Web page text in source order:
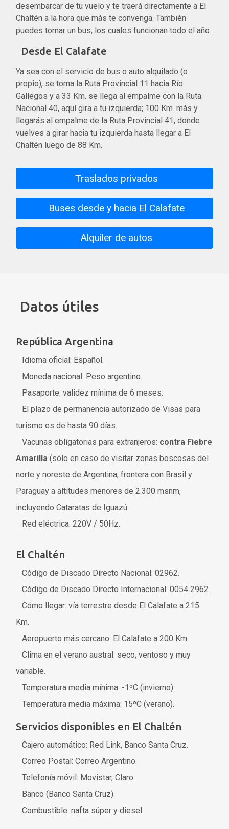
desembarcar de tu vuelo y te traerá directamente a El
Chaltén a la hora que más te convenga. También
puedes tomar un bus, los cuales funcionan todo el año.
Desde El Calafate
Ya sea con el servicio de bus o auto alquilado (o
propio), se toma la Ruta Provincial 11 hacia Río
Gallegos y a 33 Km. se llega al empalme con la Ruta
Nacional 40, aquí gira a tu izquierda; 100 Km. más y
llegarás al empalme de la Ruta Provincial 41, donde
vuelves a girar hacia tu izquierda hasta llegar a El
Chaltén luego de 88 Km.
Traslados privados
Buses desde y hacia El Calafate
Alquiler de autos
Datos útiles
República Argentina
Idioma oficial: Español.
Moneda nacional: Peso argentino.
Pasaporte: validez mínima de 6 meses.
El plazo de permanencia autorizado de Visas para
turismo es de hasta 90 días.
Vacunas obligatorias para extranjeros: contra Fiebre
Amarilla (sólo en caso de visitar zonas boscosas del
norte y noreste de Argentina, frontera con Brasil y
Paraguay a altitudes menores de 2.300 msnm,
incluyendo Cataratas de Iguazú.
Red eléctrica: 220V / 50Hz.
El Chaltén
Código de Discado Directo Nacional: 02962.
Código de Discado Directo Internacional: 0054 2962.
Cómo llegar: vía terrestre desde El Calafate a 215
Km.
Aeropuerto más cercano: El Calafate a 200 Km.
Clima en el verano austral: seco, ventoso y muy
variable.
Temperatura media mínima: -1ºC (invierno).
Temperatura media máxima: 15ºC (verano).
Servicios disponibles en El Chaltén
Cajero automático: Red Link, Banco Santa Cruz.
Correo Postal: Correo Argentino.
Telefonía móvil: Movistar, Claro.
Banco (Banco Santa Cruz).
Combustible: nafta súper y diesel.